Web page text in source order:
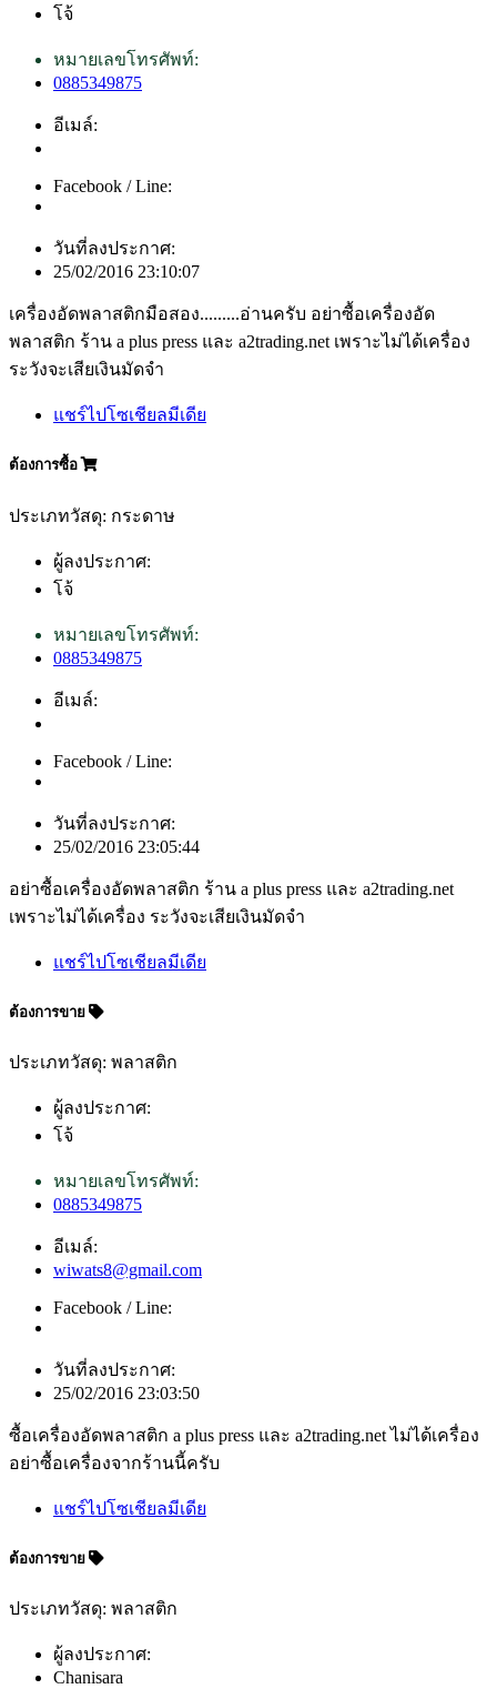
โจ้
หมายเลขโทรศัพท์:
0885349875
อีเมล์:
Facebook / Line:
วันที่ลงประกาศ:
25/02/2016 23:10:07
เครื่องอัดพลาสติกมือสอง.........อ่านครับ อย่าซื้อเครื่องอัด
พลาสติก ร้าน a plus press และ a2trading.net เพราะไม่ได้เครื่อง
ระวังจะเสียเงินมัดจำ
แชร์ไปโซเชียลมีเดีย
ต้องการซื้อ
ประเภทวัสดุ: กระดาษ
ผู้ลงประกาศ:
โจ้
หมายเลขโทรศัพท์:
0885349875
อีเมล์:
Facebook / Line:
วันที่ลงประกาศ:
25/02/2016 23:05:44
อย่าซื้อเครื่องอัดพลาสติก ร้าน a plus press และ a2trading.net
เพราะไม่ได้เครื่อง ระวังจะเสียเงินมัดจำ
แชร์ไปโซเชียลมีเดีย
ต้องการขาย
ประเภทวัสดุ: พลาสติก
ผู้ลงประกาศ:
โจ้
หมายเลขโทรศัพท์:
0885349875
อีเมล์:
wiwats8@gmail.com
Facebook / Line:
วันที่ลงประกาศ:
25/02/2016 23:03:50
ซื้อเครื่องอัดพลาสติก a plus press และ a2trading.net ไม่ได้เครื่อง
อย่าซื้อเครื่องจากร้านนี้ครับ
แชร์ไปโซเชียลมีเดีย
ต้องการขาย
ประเภทวัสดุ: พลาสติก
ผู้ลงประกาศ:
Chanisara